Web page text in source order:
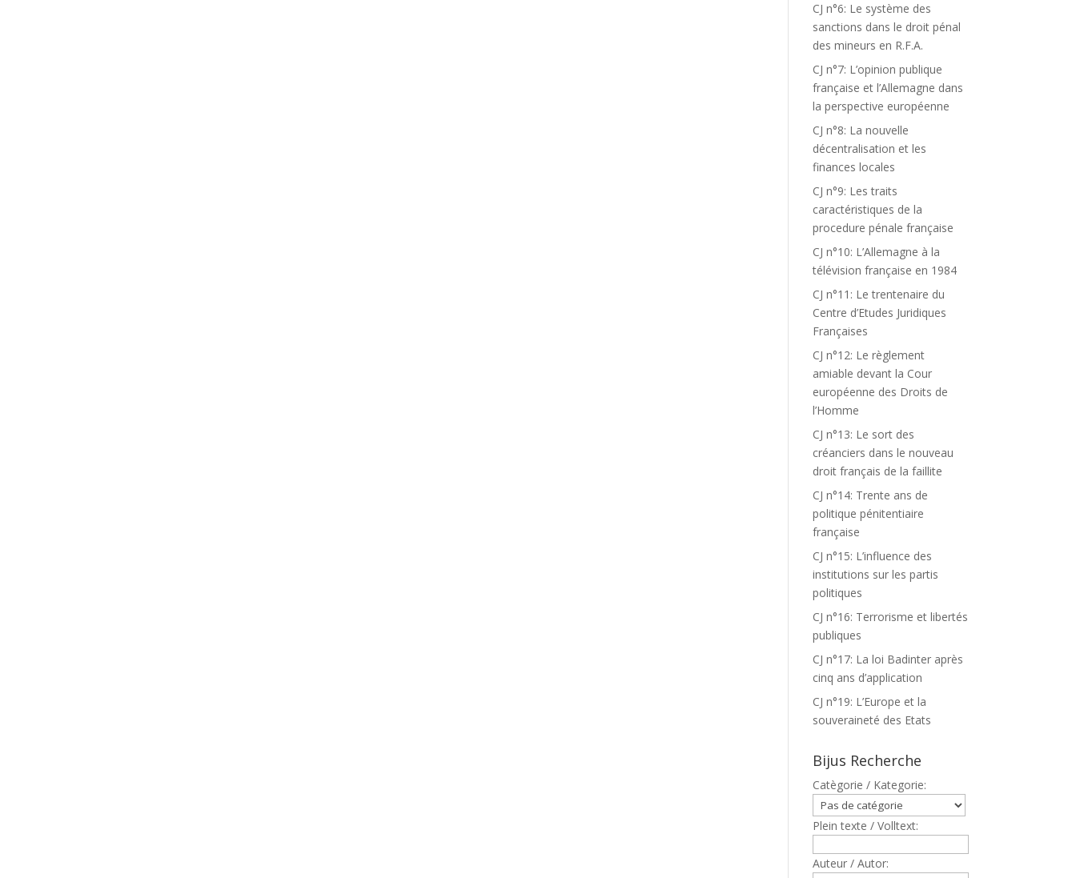
CJ n°6: Le système des
sanctions dans le droit pénal
des mineurs en R.F.A.
CJ n°7: L’opinion publique
française et l’Allemagne dans
la perspective européenne
CJ n°8: La nouvelle
décentralisation et les
finances locales
CJ n°9: Les traits
caractéristiques de la
procedure pénale française
CJ n°10: L’Allemagne à la
télévision française en 1984
CJ n°11: Le trentenaire du
Centre d’Etudes Juridiques
Françaises
CJ n°12: Le règlement
amiable devant la Cour
européenne des Droits de
l’Homme
CJ n°13: Le sort des
créanciers dans le nouveau
droit français de la faillite
CJ n°14: Trente ans de
politique pénitentiaire
française
CJ n°15: L’influence des
institutions sur les partis
politiques
CJ n°16: Terrorisme et libertés
publiques
CJ n°17: La loi Badinter après
cinq ans d’application
CJ n°19: L’Europe et la
souveraineté des Etats
Bijus Recherche
Catègorie / Kategorie:
Plein texte / Volltext:
Auteur / Autor: